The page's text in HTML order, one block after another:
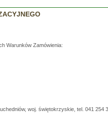
Warunków Zamówienia:
woj. świętokrzyskie, tel. 041 254